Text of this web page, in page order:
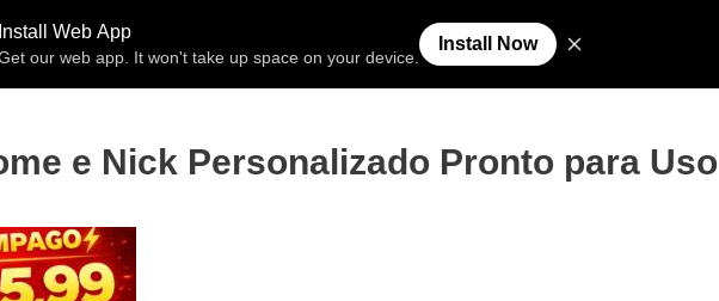
Free Fire Espaço Invisível Símbolos para Nick
e Nick Personalizado Pronto para Uso